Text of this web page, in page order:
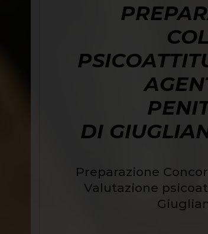
DI
Preparazione
Valutazione